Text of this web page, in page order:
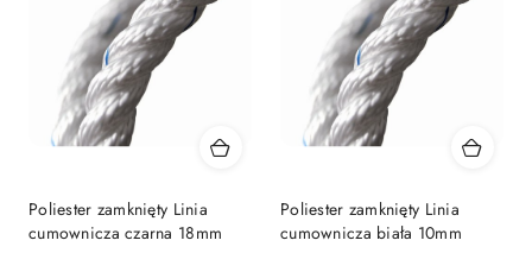
Poliester zamknięty Linia
cumownicza czarna 18mm
Poliester zamknięty Linia
cumownicza biała 10mm